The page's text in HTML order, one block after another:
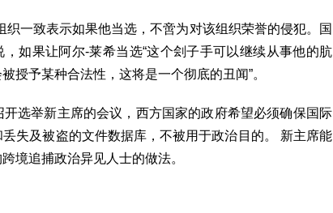
一致表示如果他当选，不啻为对该组织荣誉的侵犯。国
如果让阿尔-莱希当选“这个刽子手可以继续从事他的肮
授予某种合法性，这将是一个彻底的丑闻”。
选举新主席的会议，西方国家的政府希望必须确保国际
失及被盗的文件数据库，不被用于政治目的。 新主席能
境追捕政治异见人士的做法。